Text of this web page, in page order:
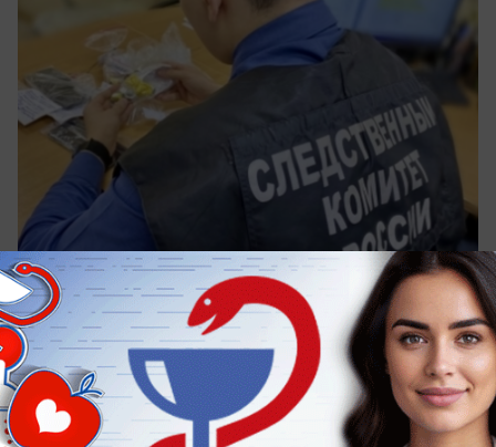
вчера в 14:00 0
Общество
Губернатор поздравил строителей с